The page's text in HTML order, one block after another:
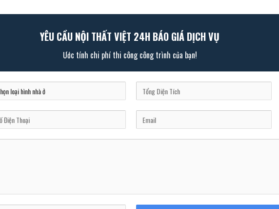
YÊU CẦU NỘI THẤT VIỆT 24H BÁO GIÁ DỊCH VỤ
Ước tính chi phí thi công công trình của bạn!